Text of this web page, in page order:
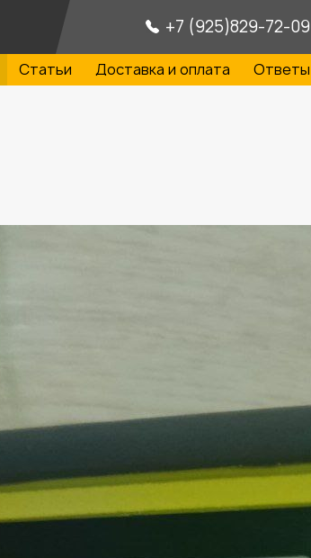
+7 (925)829-72-09
Статьи Доставка и оплата Ответы